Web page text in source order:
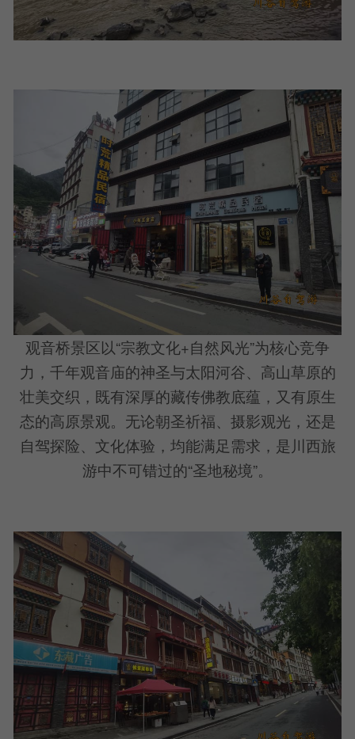
观音桥景区以“宗教文化+自然风光”为核心竞争
力，千年观音庙的神圣与太阳河谷、高山草原的
壮美交织，既有深厚的藏传佛教底蕴，又有原生
态的高原景观。无论朝圣祈福、摄影观光，还是
自驾探险、文化体验，均能满足需求，是川西旅
游中不可错过的“圣地秘境”。